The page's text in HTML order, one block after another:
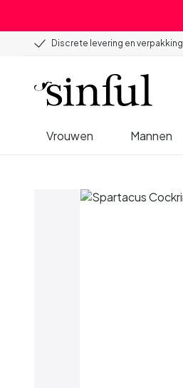
Discrete levering en verpakking
Vrouwen Mannen